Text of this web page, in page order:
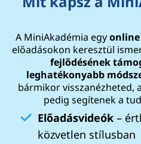
A MiniAkadémia egy
előadásokon keresztül
fejlődésének
leghatékonyabb
bármikor visszanézheted,
pedig segítenek a
Előadásvideók –
közvetlen stílusban